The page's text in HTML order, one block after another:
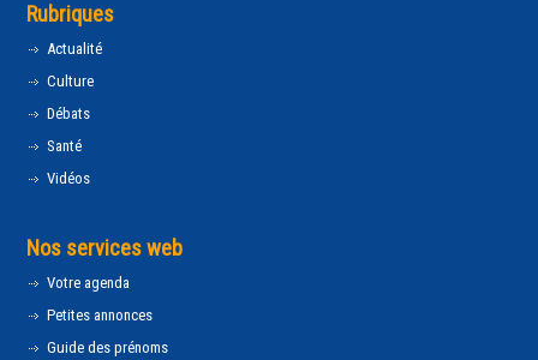
Rubriques
Actualité
Culture
Débats
Santé
Vidéos
Nos services web
Votre agenda
Petites annonces
Guide des prénoms